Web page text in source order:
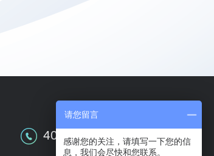
全国售前咨询
400-609-0086
请您留言
感谢您的关注，请填写一下您的信
息，我们会尽快和您联系。